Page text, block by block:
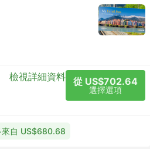
檢視詳細資料 從 US$702.64
選擇選項
來自 US$680.68